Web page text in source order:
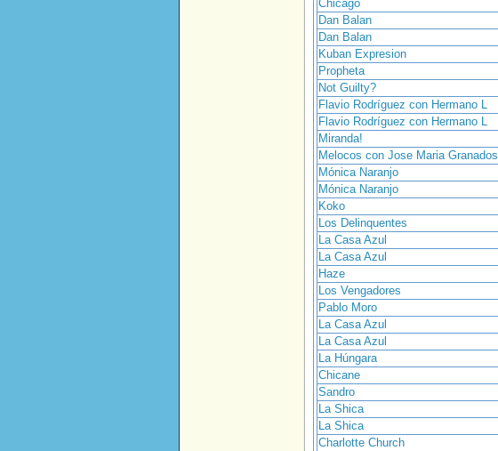
Chicago
Dan Balan
Dan Balan
Kuban Expresion
Propheta
Not Guilty?
Flavio Rodríguez con Hermano L
Flavio Rodríguez con Hermano L
Miranda!
Melocos con Jose Maria Granados
Mónica Naranjo
Mónica Naranjo
Koko
Los Delinquentes
La Casa Azul
La Casa Azul
Haze
Los Vengadores
Pablo Moro
La Casa Azul
La Casa Azul
La Húngara
Chicane
Sandro
La Shica
La Shica
Charlotte Church